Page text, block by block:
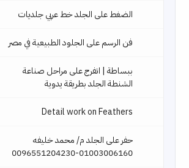
الضغط على الجلد خط عربي جلديات
فن الرسم على الجلود الطبيعية في مصر
ببساطة | اتفرج على مراحل صناعة
الشنطة الجلد بطريقة يدوية
Detail work on Feathers
حفر على الجلد م/ محمد خليفه
01003006160-0096551204230